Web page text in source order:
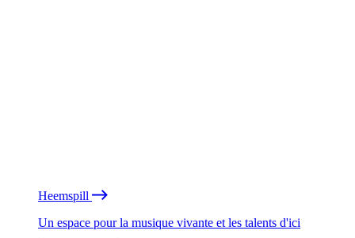
Heemspill
Un espace pour la musique vivante et les talents d'ici